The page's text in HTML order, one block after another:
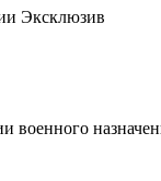
Эксклюзив
военного